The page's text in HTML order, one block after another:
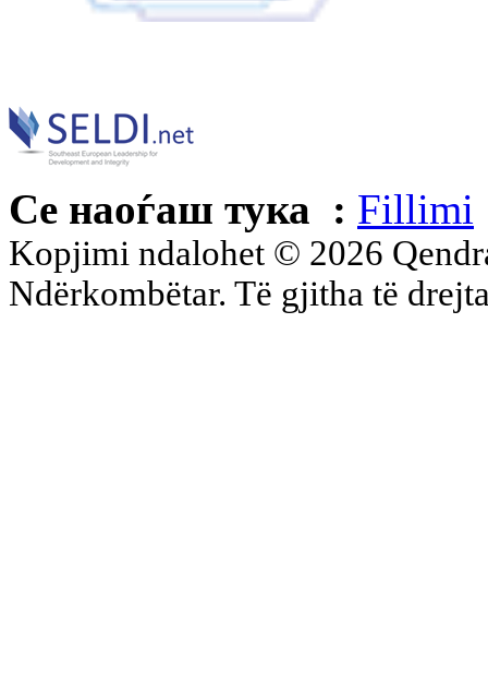
Се наоѓаш тука : Fillimi
Kopjimi ndalohet © 2026
Ndërkombëtar. Të gjitha të